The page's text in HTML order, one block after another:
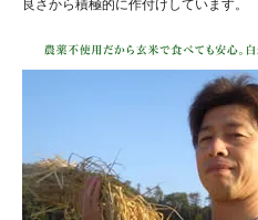
良さから積極的に作付けしています。